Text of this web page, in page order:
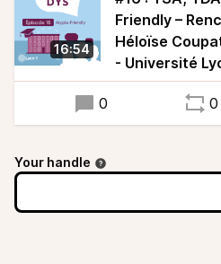
16:54
Friendly –
Héloïse
- Université
0 0
Your handle